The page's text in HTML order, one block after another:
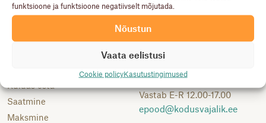
funktsioone ja funktsioone negatiivselt mõjutada.
Nõustun
Vaata eelistusi
Cookie policyKasutustingimused
Kasutustingimused
Kuidas osta
Saatmine
Maksmine
Klienditoe telefon:
5691 9522
Vastab E-R 12.00-17.00
epood@kodusvajalik.ee